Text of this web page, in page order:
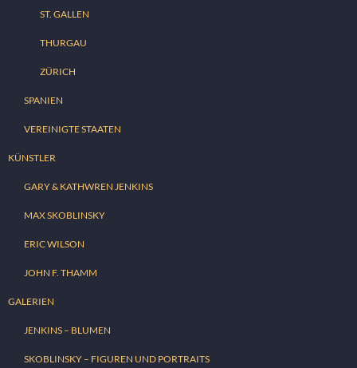
ST. GALLEN
THURGAU
ZÜRICH
SPANIEN
VEREINIGTE STAATEN
KÜNSTLER
GARY & KATHWREN JENKINS
MAX SKOBLINSKY
ERIC WILSON
JOHN F. THAMM
GALERIEN
JENKINS – BLUMEN
SKOBLINSKY – FIGUREN UND PORTRAITS